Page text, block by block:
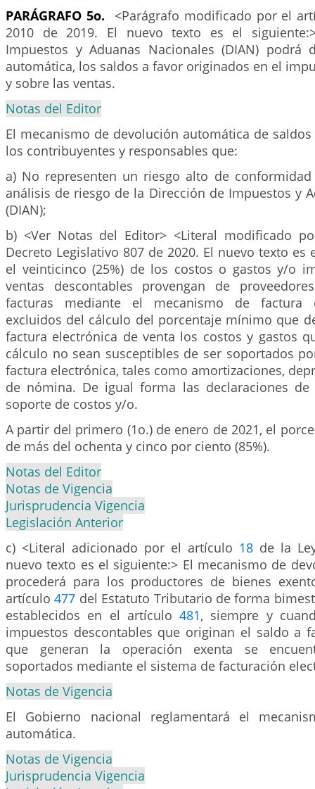
PARÁGRAFO 5o. <Parágrafo modificado por el
2010 de 2019. El nuevo texto es el
Impuestos y Aduanas Nacionales (DIAN) podrá
automática, los saldos a favor originados en el
y sobre las ventas.
Notas del Editor
El mecanismo de devolución automática de
los contribuyentes y responsables que:
a) No representen un riesgo alto de
análisis de riesgo de la Dirección de Impuestos y
(DIAN);
b) <Ver Notas del Editor> <Literal modificado
Decreto Legislativo 807 de 2020. El nuevo texto es
el veinticinco (25%) de los costos o gastos y/o
ventas descontables provengan de
facturas mediante el mecanismo de factura
excluidos del cálculo del porcentaje mínimo que
factura electrónica de venta los costos y gastos
cálculo no sean susceptibles de ser soportados
factura electrónica, tales como amortizaciones,
de nómina. De igual forma las declaraciones
soporte de costos y/o.
A partir del primero (1o.) de enero de 2021, el
de más del ochenta y cinco por ciento (85%).
Notas del Editor
Notas de Vigencia
Jurisprudencia Vigencia
Legislación Anterior
c) <Literal adicionado por el artículo 18 de la
nuevo texto es el siguiente:> El mecanismo de
procederá para los productores de bienes
artículo477 del Estatuto Tributario de forma
establecidos en el artículo481, siempre y
impuestos descontables que originan el saldo a
que generan la operación exenta se
soportados mediante el sistema de facturación
Notas de Vigencia
El Gobierno nacional reglamentará el
automática.
Notas de Vigencia
Jurisprudencia Vigencia